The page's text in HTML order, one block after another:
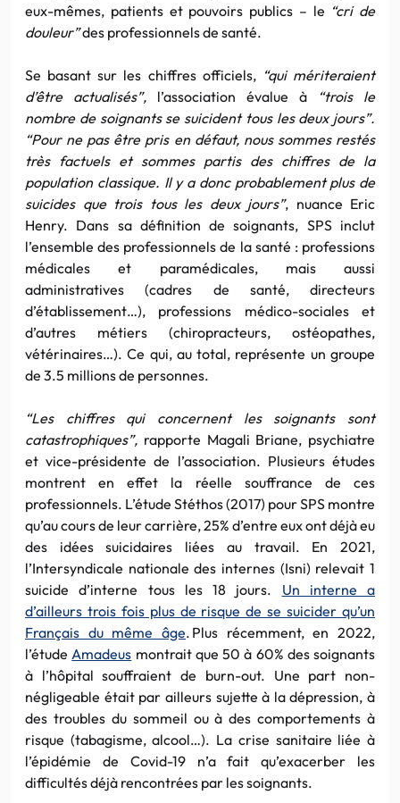
eux-mêmes, patients et pouvoirs publics – le “cri de
douleur”des professionnels de santé.
Se basant sur les chiffres officiels, “qui mériteraient
d’être actualisés”, l’association évalue à
“trois le
nombre de soignants se suicident tous les deux jours”.
“Pour ne pas être pris en défaut, nous sommes restés
très factuels et sommes partis des chiffres de la
population classique. Il y a donc probablement plus de
suicides que trois tous les deux jours”, nuance Eric
Henry. Dans sa définition de soignants, SPS inclut
l’ensemble des professionnels de la santé : professions
médicales et paramédicales, mais aussi
administratives (cadres de santé, directeurs
d’établissement…), professions médico-sociales et
d’autres métiers (chiropracteurs, ostéopathes,
vétérinaires…). Ce qui, au total, représente un groupe
de 3.5 millions de personnes.
“Les chiffres qui concernent les soignants sont
catastrophiques”, rapporte Magali Briane, psychiatre
et vice-présidente de l’association. Plusieurs études
montrent en effet la réelle souffrance de ces
professionnels. L’étude Stéthos (2017) pour SPS montre
qu’au cours de leur carrière, 25% d’entre eux ont déjà eu
des idées suicidaires liées au travail. En 2021,
l’Intersyndicale nationale des internes (Isni) relevait 1
suicide d’interne tous les 18 jours. Un interne a
d’ailleurs trois fois plus de risque de se suicider qu’un
Français du même âge. Plus récemment, en 2022,
l’étude Amadeus montrait que 50 à 60% des soignants
à l’hôpital souffraient de burn-out. Une part non-
négligeable était par ailleurs sujette à la dépression, à
des troubles du sommeil ou à des comportements à
risque (tabagisme, alcool…). La crise sanitaire liée à
l’épidémie de Covid-19 n’a fait qu’exacerber les
difficultés déjà rencontrées par les soignants.